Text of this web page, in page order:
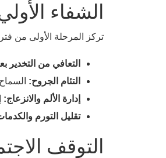
الشفاء
تركز المرحلة الأولى من
التعافي من التخدير
التئام الجروح:
إدارة الألم والانزعاج:
تقليل التورم
التوقف